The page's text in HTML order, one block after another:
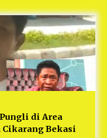
Setiap Langkah Dikha, Penari
Viral Ternyata Anak
Karena Kecewa Tak Dapat
Para Peserta Retret
Lingkungan dari Sampah
di Area
Bekasi